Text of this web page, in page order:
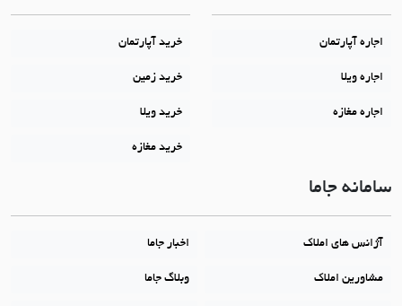
اجاره آپارتمان
اجاره ویلا
اجاره مغازه
خرید آپارتمان
خرید زمین
خرید ویلا
خرید مغازه
سامانه جاما
آژانس های املاک اخبار جاما
مشاورین املاک وبلاگ جاما